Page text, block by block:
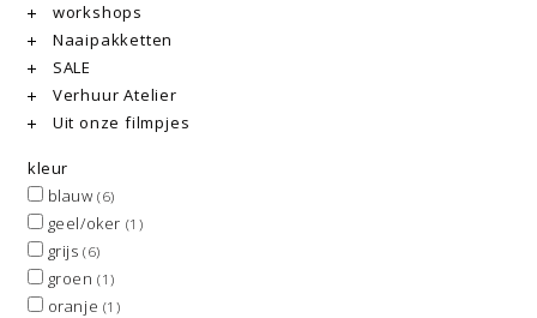
workshops
Naaipakketten
SALE
Verhuur Atelier
Uit onze filmpjes
kleur
blauw(6)
geel/oker (1)
grijs(6)
groen(1)
oranje (1)